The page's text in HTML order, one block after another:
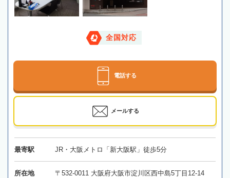
全国対応
電話する
メールする
最寄駅 JR・大阪メトロ「新大阪駅」徒歩5分
所在地
〒532-0011 大阪府大阪市淀川区西中島5丁目12-14